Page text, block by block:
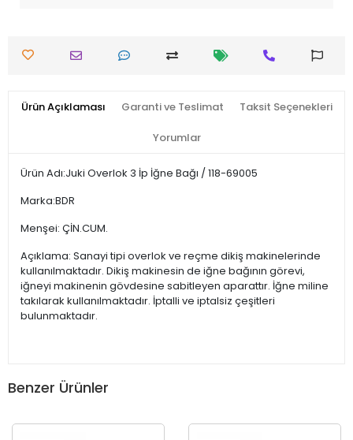
Ürün Açıklaması Garanti ve Teslimat Taksit Seçenekleri
Yorumlar
Ürün Adı:Juki Overlok 3 İp İğne Bağı / 118-69005
Marka:BDR
Menşei: ÇİN.CUM.
Açıklama: Sanayi tipi overlok ve reçme dikiş makinelerinde
kullanılmaktadır. Dikiş makinesin de iğne bağının görevi,
iğneyi makinenin gövdesine sabitleyen aparattır. İğne miline
takılarak kullanılmaktadır. İptalli ve iptalsiz çeşitleri
bulunmaktadır.
Benzer Ürünler